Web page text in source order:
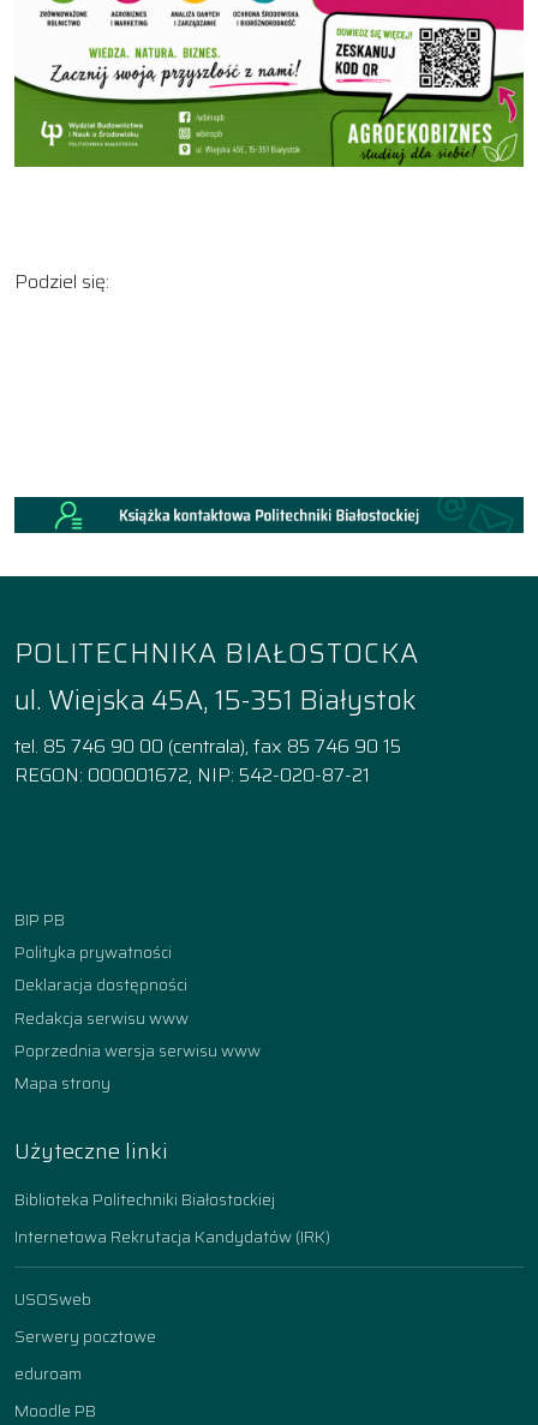
Podziel się:
POLITECHNIKA BIAŁOSTOCKA
ul. Wiejska 45A, 15-351 Białystok
tel. 85 746 90 00 (centrala), fax 85 746 90 15
REGON: 000001672, NIP: 542-020-87-21
BIP PB
Polityka prywatności
Deklaracja dostępności
Redakcja serwisu www
Poprzednia wersja serwisu www
Mapa strony
Użyteczne linki
Biblioteka Politechniki Białostockiej
Internetowa Rekrutacja Kandydatów (IRK)
USOSweb
Serwery pocztowe
eduroam
Moodle PB